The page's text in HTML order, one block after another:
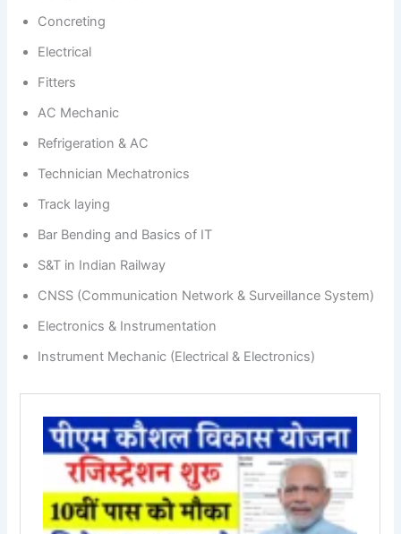
Concreting
Electrical
Fitters
AC Mechanic
Refrigeration & AC
Technician Mechatronics
Track laying
Bar Bending and Basics of IT
S&T in Indian Railway
CNSS (Communication Network & Surveillance System)
Electronics & Instrumentation
Instrument Mechanic (Electrical & Electronics)